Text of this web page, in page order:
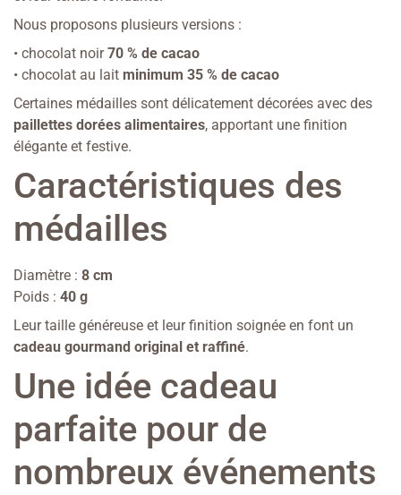
Nous proposons plusieurs versions :
• chocolat noir70 % de cacao
• chocolat au lait minimum 35 % de cacao
Certaines médailles sont délicatement décorées avec des
paillettes dorées alimentaires, apportant une finition
élégante et festive.
Caractéristiques des
médailles
Diamètre : 8 cm
Poids : 40 g
Leur taille généreuse et leur finition soignée en font un
cadeau gourmand original et raffiné.
Une idée cadeau
parfaite pour de
nombreux événements